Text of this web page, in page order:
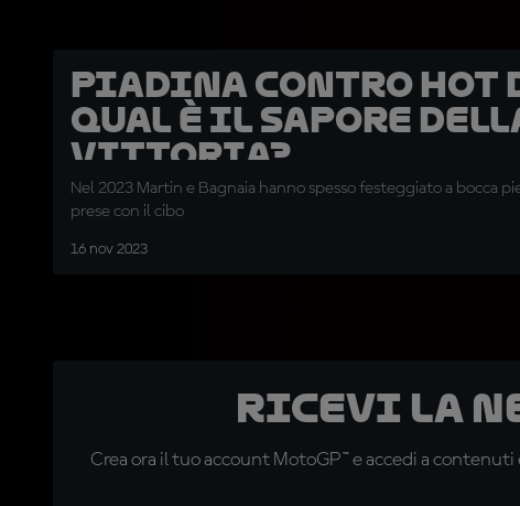
Piadina contro hot
qual è il sapore
vittoria?
Nel 2023 Martin e Bagnaia hanno spesso festeggiato a bocca
prese con il cibo
16 nov 2023
Ricevi la
Crea ora il tuo account MotoGP™ e accedi a